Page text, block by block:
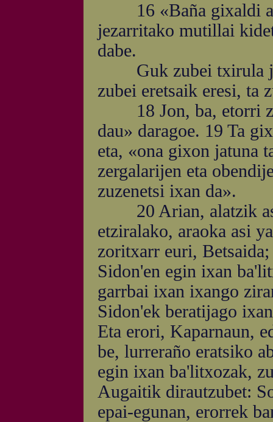
16 «Baña gixaldi
jezarritako mutillai
dabe.
Guk zubei txirula
zubei eretsaik eresi, ta
18 Jon, ba, etorri
dau» daragoe. 19 Ta
eta, «ona gixon jatuna
zergalarijen eta
zuzenetsi ixan da».
20 Arian, alatzik
etziralako, araoka asi
zoritxarr euri,
Sidon'en egin ixan
garrbai ixan ixango
Sidon'ek beratijago
Eta erori, Kaparnaun,
be, lurreraño eratsiko
egin ixan ba'litxozak,
Augaitik dirautzubet:
epai-egunan, erorrek